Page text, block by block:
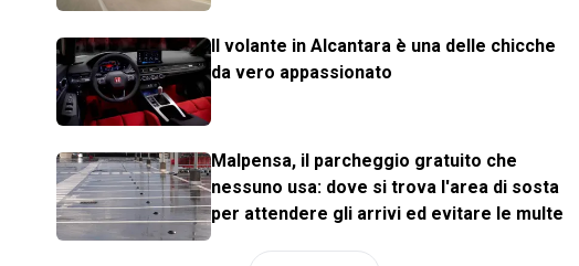
Il volante in Alcantara è una delle chicche
da vero appassionato
Malpensa, il parcheggio gratuito che
nessuno usa: dove si trova l'area di sosta
per attendere gli arrivi ed evitare le multe